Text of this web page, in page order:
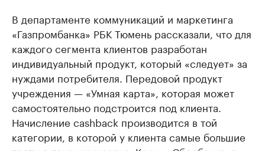
В департаменте коммуникаций и маркетинга
«Газпромбанка» РБК Тюмень рассказали, что для
каждого сегмента клиентов разработан
индивидуальный продукт, который «следует» за
нуждами потребителя. Передовой продукт
учреждения — «Умная карта», которая может
самостоятельно подстроится под клиента.
Начисление cashbaсk производится в той
категории, в которой у клиента самые большие